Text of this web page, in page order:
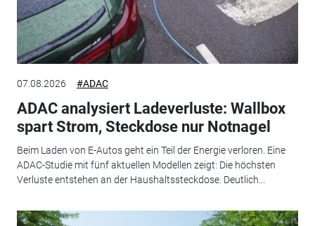
07.08.2026 #ADAC
ADAC analysiert Ladeverluste: Wallbox
spart Strom, Steckdose nur Notnagel
Beim Laden von E-Autos geht ein Teil der Energie verloren. Eine
ADAC-Studie mit fünf aktuellen Modellen zeigt: Die höchsten
Verluste entstehen an der Haushaltssteckdose. Deutlich...